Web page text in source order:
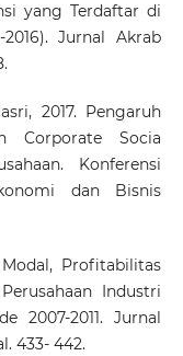
yang Terdaftar di
Jurnal Akrab
2017. Pengaruh
Corporate Socia
Konferensi
dan Bisnis
Profitabilitas
Industri
2007-2011. Jurnal
433- 442.